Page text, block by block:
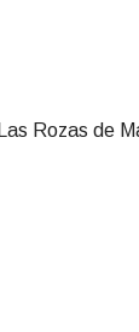
Rozas de